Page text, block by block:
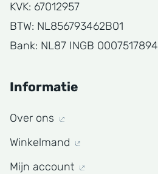
KVK: 67012957
BTW: NL856793462B01
Bank: NL87 INGB 0007517894
Informatie
Over ons
Winkelmand
Mijn account